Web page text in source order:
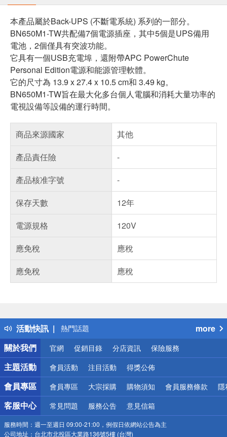
本產品屬於Back-UPS (不斷電系統) 系列的一部分。
BN650M1-TW共配備7個電源插座，其中5個是UPS備用
電池，2個僅具有突波功能。
它具有一個USB充電埠，還附帶APC PowerChute
Personal Edition電源和能源管理軟體。
它的尺寸為 13.9 x 27.4 x 10.5 cm和 3.49 kg。
BN650M1-TW旨在最大化多台個人電腦和消耗大量功率的
電視設備等設備的運行時間。
商品來源國家
其他
產品責任險
-
產品核准字號
-
保存天數
12年
電源規格
120V
應免稅
應稅
應免稅
應稅
活動快訊
得獎公告
熱門話題
銀行優惠
偏遠地區配送
詐騙網頁！請小心！
more
關於我們
官網 促銷目錄 分店資訊 保險服務
主題活動 會員活動 注目活動 得獎公佈
會員專區 會員專區 大宗採購 購物須知 會員服務條款 隱
客服中心 常見問題 服務公告 意見信箱
服務時間： 週一至週日 09:00-21:00，例假日依網站公告為主
公司地址： 台北市北投區大業路136號5樓 (台灣)